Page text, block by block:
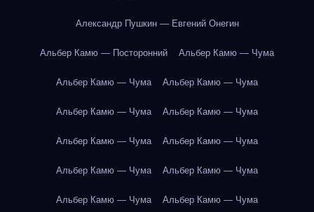
Александр Пушкин — Евгений Онегин
Альбер Камю — Посторонний Альбер Камю — Чума
Альбер Камю — Чума Альбер Камю — Чума
Альбер Камю — Чума Альбер Камю — Чума
Альбер Камю — Чума Альбер Камю — Чума
Альбер Камю — Чума Альбер Камю — Чума
Альбер Камю — Чума Альбер Камю — Чума